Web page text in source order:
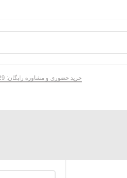
خرید حضوری و مشاوره رایگان: 54702629_031